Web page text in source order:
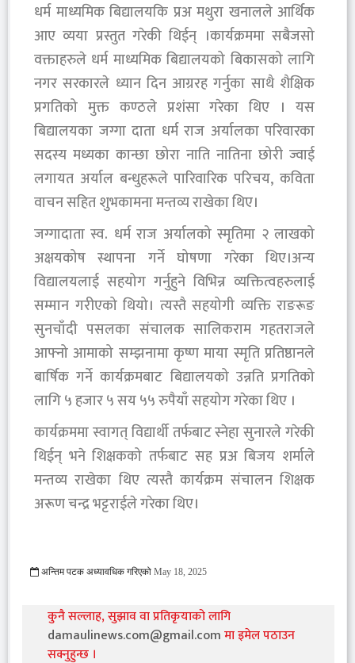
धर्म माध्यमिक बिद्यालयकि प्रअ मथुरा खनालले आर्थिक
आए व्यया प्रस्तुत गरेकी थिईन् ।कार्यक्रममा सबैजसो
वक्ताहरुले धर्म माध्यमिक बिद्यालयको बिकासको लागि
नगर सरकारले ध्यान दिन आग्ररह गर्नुका साथै शैक्षिक
प्रगतिको मुक्त कण्ठले प्रशंसा गरेका थिए । यस
बिद्यालयका जग्गा दाता धर्म राज अर्यालका परिवारका
सदस्य मध्यका कान्छा छोरा नाति नातिना छोरी ज्वाई
लगायत अर्याल बन्धुहरूले पारिवारिक परिचय, कविता
वाचन सहित शुभकामना मन्तव्य राखेका थिए।
जग्गादाता स्व. धर्म राज अर्यालको स्मृतिमा २ लाखको
अक्षयकोष स्थापना गर्ने घोषणा गरेका थिए।अन्य
विद्यालयलाई सहयोग गर्नुहुने विभिन्न व्यक्तित्वहरुलाई
सम्मान गरीएको थियो। त्यस्तै सहयोगी व्यक्ति राङरूङ
सुनचाँदी पसलका संचालक सालिकराम गहतराजले
आफ्नो आमाको सम्झनामा कृष्ण माया स्मृति प्रतिष्ठानले
बार्षिक गर्ने कार्यक्रमबाट बिद्यालयको उन्नति प्रगतिको
लागि ५ हजार ५ सय ५५ रुपैयाँ सहयोग गरेका थिए ।
कार्यक्रममा स्वागत् विद्यार्थी तर्फबाट स्नेहा सुनारले गरेकी
थिईन् भने शिक्षकको तर्फबाट सह प्रअ बिजय शर्माले
मन्तव्य राखेका थिए त्यस्तै कार्यक्रम संचालन शिक्षक
अरूण चन्द्र भट्टराईले गरेका थिए।
अन्तिम पटक अध्यावधिक गरिएको May 18, 2025
कुनै सल्लाह, सुझाव वा प्रतिकृयाको लागि
damaulinews.com@gmail.comमा इमेल पठाउन
सक्नुहुन्छ ।